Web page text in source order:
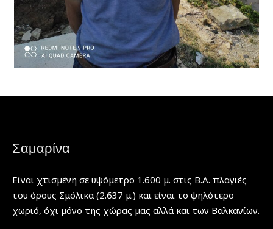
Σαμαρίνα
Είναι χτισμένη σε υψόμετρο 1.600 μ. στις Β.Α. πλαγιές
του όρους Σμόλικα (2.637 μ.) και είναι το ψηλότερο
χωριό, όχι μόνο της χώρας μας αλλά και των Βαλκανίων.